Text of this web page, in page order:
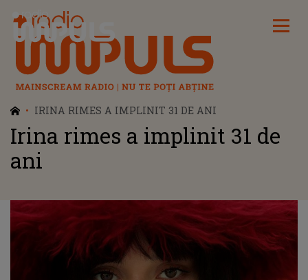
Radio Impuls
IRINA RIMES A IMPLINIT 31 DE ANI
Irina rimes a implinit 31 de
ani